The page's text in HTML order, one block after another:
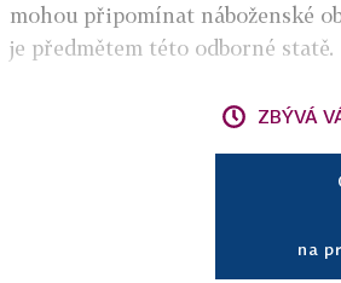
mohou připomínat náboženské
je předmětem této odborné statě.
ZBÝVÁ
na